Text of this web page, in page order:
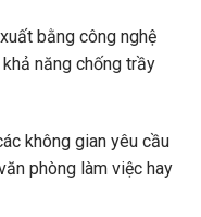
bằng công nghệ
năng chống trầy
không gian yêu cầu
phòng làm việc hay